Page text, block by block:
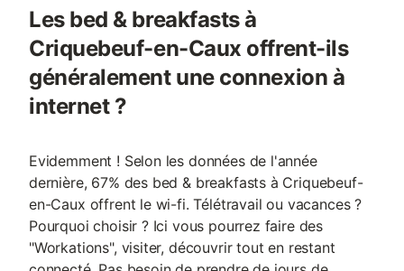
Les bed & breakfasts à
Criquebeuf-en-Caux offrent-ils
généralement une connexion à
internet ?
Evidemment ! Selon les données de l'année
dernière, 67% des bed & breakfasts à Criquebeuf-
en-Caux offrent le wi-fi. Télétravail ou vacances ?
Pourquoi choisir ? Ici vous pourrez faire des
"Workations", visiter, découvrir tout en restant